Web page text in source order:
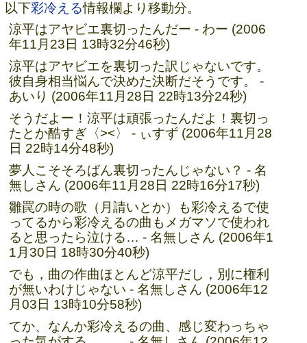
以下彩冷える情報欄より移動分。
涼平はアヤビエ裏切ったんだー - わー (2006
年11月23日 13時32分46秒)
涼平はアヤビエを裏切った訳じゃないです。
彼自身相当悩んで決めた決断だそうです。 -
あいり (2006年11月28日 22時13分24秒)
そうだよー！涼平は頑張ったんだよ！裏切っ
たとか酷すぎ〈><〉 - ぃすず (2006年11月28
日 22時14分48秒)
夢人こそそろばん裏切ったんじゃない？ - 名
無しさん (2006年11月28日 22時16分17秒)
雛罠の時の歌（月請いとか）も彩冷えるで使
ってるから彩冷えるの曲もメガマソで使われ
ると思ったら泣ける… - 名無しさん (2006年1
1月30日 18時30分40秒)
でも，曲の作曲ほとんど涼平だし，別に権利
が無いわけじゃない - 名無しさん (2006年12
月03日 13時10分58秒)
てか、なんか彩冷えるの曲、感じ変わっちゃ